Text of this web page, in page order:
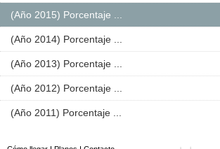
(Año 2015) Porcentaje ...
(Año 2014) Porcentaje ...
(Año 2013) Porcentaje ...
(Año 2012) Porcentaje ...
(Año 2011) Porcentaje ...